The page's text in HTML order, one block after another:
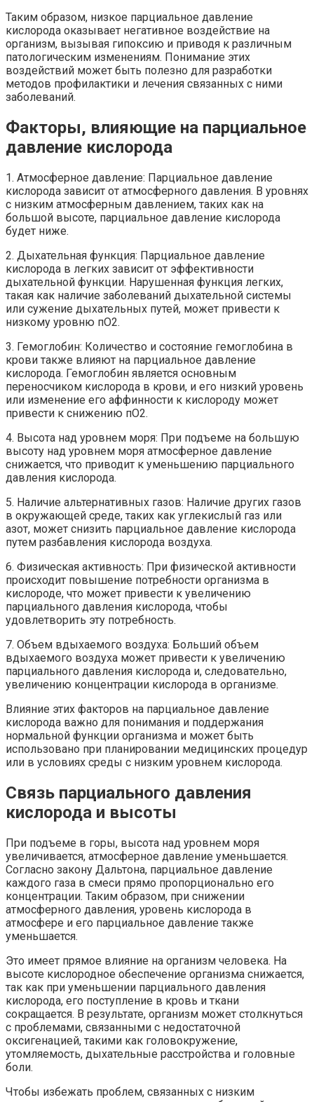
Таким образом, низкое парциальное давление
кислорода оказывает негативное воздействие на
организм, вызывая гипоксию и приводя к различным
патологическим изменениям. Понимание этих
воздействий может быть полезно для разработки
методов профилактики и лечения связанных с ними
заболеваний.
Факторы, влияющие на парциальное
давление кислорода
1. Атмосферное давление: Парциальное давление
кислорода зависит от атмосферного давления. В уровнях
с низким атмосферным давлением, таких как на
большой высоте, парциальное давление кислорода
будет ниже.
2. Дыхательная функция: Парциальное давление
кислорода в легких зависит от эффективности
дыхательной функции. Нарушенная функция легких,
такая как наличие заболеваний дыхательной системы
или сужение дыхательных путей, может привести к
низкому уровню пO2.
3. Гемоглобин: Количество и состояние гемоглобина в
крови также влияют на парциальное давление
кислорода. Гемоглобин является основным
переносчиком кислорода в крови, и его низкий уровень
или изменение его аффинности к кислороду может
привести к снижению пO2.
4. Высота над уровнем моря: При подъеме на большую
высоту над уровнем моря атмосферное давление
снижается, что приводит к уменьшению парциального
давления кислорода.
5. Наличие альтернативных газов: Наличие других газов
в окружающей среде, таких как углекислый газ или
азот, может снизить парциальное давление кислорода
путем разбавления кислорода воздуха.
6. Физическая активность: При физической активности
происходит повышение потребности организма в
кислороде, что может привести к увеличению
парциального давления кислорода, чтобы
удовлетворить эту потребность.
7. Объем вдыхаемого воздуха: Больший объем
вдыхаемого воздуха может привести к увеличению
парциального давления кислорода и, следовательно,
увеличению концентрации кислорода в организме.
Влияние этих факторов на парциальное давление
кислорода важно для понимания и поддержания
нормальной функции организма и может быть
использовано при планировании медицинских процедур
или в условиях среды с низким уровнем кислорода.
Связь парциального давления
кислорода и высоты
При подъеме в горы, высота над уровнем моря
увеличивается, атмосферное давление уменьшается.
Согласно закону Дальтона, парциальное давление
каждого газа в смеси прямо пропорционально его
концентрации. Таким образом, при снижении
атмосферного давления, уровень кислорода в
атмосфере и его парциальное давление также
уменьшается.
Это имеет прямое влияние на организм человека. На
высоте кислородное обеспечение организма снижается,
так как при уменьшении парциального давления
кислорода, его поступление в кровь и ткани
сокращается. В результате, организм может столкнуться
с проблемами, связанными с недостаточной
оксигенацией, такими как головокружение,
утомляемость, дыхательные расстройства и головные
боли.
Чтобы избежать проблем, связанных с низким